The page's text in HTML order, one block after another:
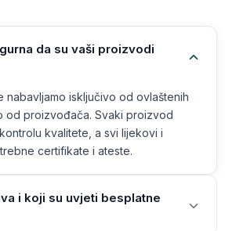
da su vaši proizvodi
nabavljamo isključivo od ovlaštenih
od proizvođača. Svaki proizvod
kvalitete, a svi lijekovi i
certifikate i ateste.
i koji su uvjeti besplatne